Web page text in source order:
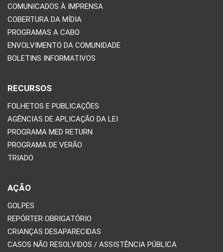
COMUNICADOS À IMPRENSA
COBERTURA DA MÍDIA
PROGRAMAS A CABO
ENVOLVIMENTO DA COMUNIDADE
BOLETINS INFORMATIVOS
RECURSOS
FOLHETOS E PUBLICAÇÕES
AGÊNCIAS DE APLICAÇÃO DA LEI
PROGRAMA MED RETURN
PROGRAMA DE VERÃO
TRIADO
AÇÃO
GOLPES
REPÓRTER OBRIGATÓRIO
CRIANÇAS DESAPARECIDAS
CASOS NÃO RESOLVIDOS / ASSISTÊNCIA PÚBLICA